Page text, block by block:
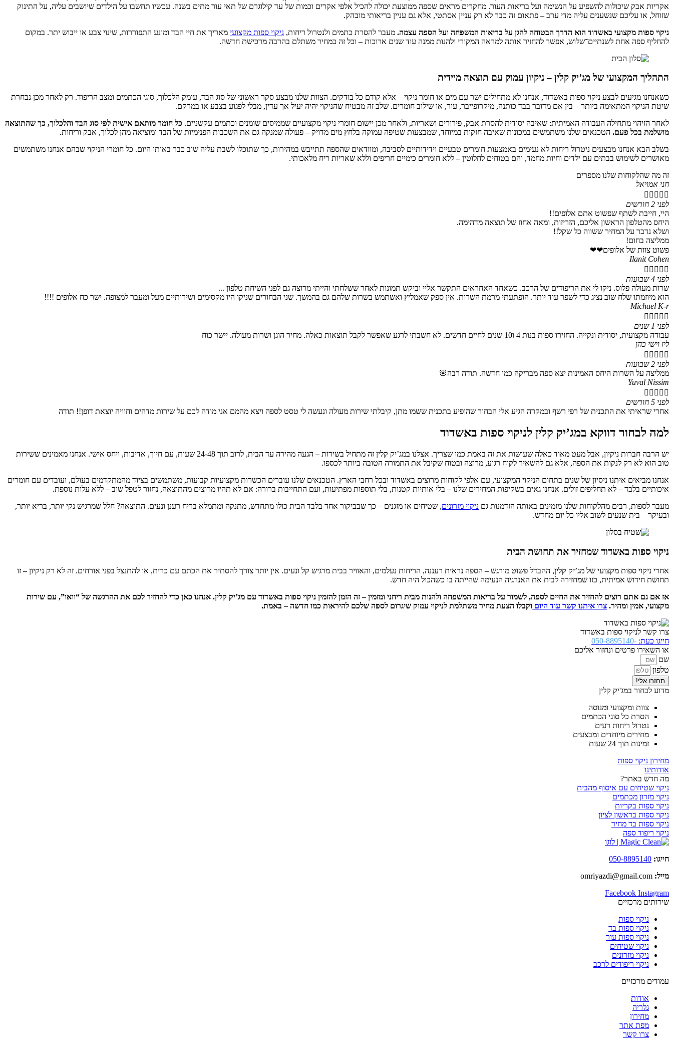
אקריות אבק שיכולות להשפיע על הנשימה ועל בריאות העור. מחקרים מראים שספה ממוצעת יכולה להכיל אלפי אקרים וכמות של עד קילוגרם של תאי עור מתים בשנה. עכשיו תחשבו על הילדים שיושבים עליה, על התינוק
שזוחל, או עליכם שנשענים עליה מדי ערב – פתאום זה כבר לא רק עניין אסתטי, אלא גם עניין בריאותי מובהק.
ניקוי ספות מקצועי באשדוד הוא הדרך הבטוחה להגן על בריאות המשפחה ועל הספה עצמה. מעבר להסרת כתמים ולנטרול ריחות, ניקוי ספות מקצועי מאריך את חיי הבד ומונע התפוררות, שינוי צבע או ייבוש יתר. במקום
להחליף ספה אחת לשנתיים־שלוש, אפשר להחזיר אותה למראה המקורי ולהנות ממנה עוד שנים ארוכות – וכל זה במחיר משתלם בהרבה מרכישת חדשה.
התהליך המקצועי של מג’יק קלין – ניקיון עמוק עם תוצאה מיידית
כשאנחנו מגיעים לבצע ניקוי ספות באשדוד, אנחנו לא מתחילים ישר עם מים או חומר ניקוי – אלא קודם כל בודקים. הצוות שלנו מבצע סקר ראשוני של סוג הבד, עומק הלכלוך, סוגי הכתמים ומצב הריפוד. רק לאחר מכן נבחרת
שיטת הניקוי המתאימה ביותר – בין אם מדובר בבד כותנה, מיקרופייבר, עור, או שילוב חומרים. שלב זה מבטיח שהניקוי יהיה יעיל אך עדין, מבלי לפגוע בצבע או במרקם.
לאחר הזיהוי מתחילה העבודה האמיתית: שאיבה יסודית להסרת אבק, פירורים ושאריות, ולאחר מכן יישום חומרי ניקוי מקצועיים שממיסים שומנים וכתמים עקשניים. כל חומר מותאם אישית לפי סוג הבד והלכלוך, כך שהתוצאה
מושלמת בכל פעם. הטכנאים שלנו משתמשים במכונות שאיבה חזקות במיוחד, שמבצעות שטיפה עמוקה בלחץ מים מדויק – פעולה שמנקה גם את השכבות הפנימיות של הבד ומוציאה מהן לכלוך, אבק וריחות.
בשלב הבא אנחנו מבצעים ניטרול ריחות לא נעימים באמצעות חומרים טבעיים וידידותיים לסביבה, ומוודאים שהספה תתייבש במהירות, כך שתוכלו לשבת עליה שוב כבר באותו היום. כל חומרי הניקוי שבהם אנחנו משתמשים
מאושרים לשימוש בבתים עם ילדים וחיות מחמד, והם בטוחים לחלוטין – ללא חומרים כימיים חריפים וללא שאריות ריח מלאכותי.
זה מה שהלקוחות שלנו מספרים
חני אמויאל
    
לפני 2 חודשים
היי, חייבת לשתף שפשוט אתם אלופים!!
היחס מהטלפון הראשון אליכם, הזריזות, ומאה אחוז של תוצאה מדהימה.
ושלא נדבר על המחיר ששווה כל שקל!!
ממליצה בחום!
פשוט צוות של אלופים❤❤
Ilanit Cohen
    
לפני 4 שבועות
שרות מעולה פלוס. ניקו לי את הריפודים של הרכב. כשאחד האחראים התקשר אליי וביקש תמונות לאחר ששלחתי והייתי מרוצה גם לפני השיחת טלפון ...
הוא מיוזמתו שלח שוב נציג כדי לשפר עוד יותר. הופתעתי מרמת השרות. אין ספק שאמליץ ואשתמש בשרות שלהם גם בהמשך. שני הבחורים שניקו היו מקסימים ושירותיים מעל ומעבר למצופה. ישר כח אלופים !!!!
Michael K-r
    
לפני 1 שנים
עבודה מקצועית, יסודית ונקייה. החזירו ספות בנות 4 ו10 שנים לחיים חדשים. לא חשבתי לרגע שאפשר לקבל תוצאות כאלה. מחיר הוגן ושרות מעולה. יישר כוח
ליז וישי כהן
    
לפני 2 שבועות
ממליצה על השרות היחס האמינות יצא ספה מבריקה כמו חדשה. תודה רבה🌸
Yuval Nissim
    
לפני 5 חודשים
אחרי שראיתי את התכנית של רפי רשף ובמקרה הגיע אלי הבחור שהופיע בתכנית ששמו מתן, קיבלתי שירות מעולה ונעשה לי טסט לספה ויצא מהמם אני מודה לכם על שירות מדהים וחוויה יוצאת דופן!! תודה
למה לבחור דווקא במג’יק קלין לניקוי ספות באשדוד
יש הרבה חברות ניקיון, אבל מעט מאוד כאלה שעושות את זה באמת כמו שצריך. אצלנו במג’יק קלין זה מתחיל בשירות – הגעה מהירה עד הבית, לרוב תוך 24-48 שעות, עם חיוך, אדיבות, ויחס אישי. אנחנו מאמינים ששירות
טוב הוא לא רק לנקות את הספה, אלא גם להשאיר לקוח רגוע, מרוצה ובטוח שקיבל את התמורה הטובה ביותר לכספו.
אנחנו מביאים איתנו ניסיון של שנים בתחום הניקוי המקצועי, עם אלפי לקוחות מרוצים באשדוד ובכל רחבי הארץ. הטכנאים שלנו עוברים הכשרות מקצועיות קבועות, משתמשים בציוד מהמתקדמים בעולם, ועובדים עם חומרים
איכותיים בלבד – לא תחליפים זולים. אנחנו גאים בשקיפות המחירים שלנו – בלי אותיות קטנות, בלי תוספות מפתיעות, ועם התחייבות ברורה: אם לא תהיו מרוצים מהתוצאה, נחזור לטפל שוב – ללא עלות נוספת.
מעבר לספות, רבים מהלקוחות שלנו מזמינים באותה הזדמנות גם ניקוי מזרונים, שטיחים או מזגנים – כך שבביקור אחד בלבד הבית כולו מתחדש, מתנקה ומתמלא בריח רענן ונעים. התוצאה? חלל שמרגיש נקי יותר, בריא יותר,
ובעיקר – בית שנעים לשוב אליו כל יום מחדש.
ניקוי ספות באשדוד שמחזיר את תחושת הבית
אחרי ניקוי ספות מקצועי של מג’יק קלין, ההבדל פשוט מורגש – הספה נראית רעננה, הריחות נעלמים, והאוויר בבית מרגיש קל ונעים. אין יותר צורך להסתיר את הכתם עם כרית, או להתנצל בפני אורחים. זה לא רק ניקיון – זו
תחושת חידוש אמיתית, כזו שמחזירה לבית את האנרגיה הנעימה שהייתה בו כשהכול היה חדש.
אז אם גם אתם רוצים להחזיר את החיים לספה, לשמור על בריאות המשפחה ולהנות מבית ריחני ומזמין – זה הזמן להזמין ניקוי ספות באשדוד עם מג’יק קלין. אנחנו כאן כדי להחזיר לכם את ההרגשה של “וואו”, עם שירות
מקצועי, אמין ומהיר. צרו איתנו קשר עוד היום וקבלו הצעת מחיר משתלמת לניקוי עמוק שיגרום לספה שלכם להיראות כמו חדשה – באמת.
צרו קשר לניקוי ספות באשדוד
חייגו כעת: -050-8895140
או השאירו פרטים ונחזור אליכם
שם
טלפון
תחזרו אלי!
מדוע לבחור במג'יק קלין
צוות ומקצועי ומנוסה
הסרת כל סוגי הכתמים
נטרול ריחות רעים
מחירים מיוחדים ומבצעים
זמינות תוך 24 שעות
מחירון ניקוי ספות
אודותינו
מה חדש באתר?
ניקוי שטיחים עם איסוף מהבית
ניקוי מזרון מכתמים
ניקוי ספות בקריות
ניקוי ספות בראשון לציון
ניקוי ספות בד מחיר
ניקוי ריפוד ספה
חייגו: 050-8895140
מייל:
Facebook Instagram
שירותים מרכזיים
ניקוי ספות
ניקוי ספות בד
ניקוי ספות עור
ניקוי שטיחים
ניקוי מזרונים
ניקוי ריפודים לרכב
עמודים מרכזיים
אודות
גלריה
מחירון
מפת אתר
צרו קשר